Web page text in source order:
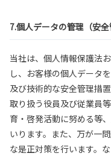
7.個人データの管理（安全
当社は、個人情報保護法
し、お客様の個人データ
及び技術的な安全管理措
取り扱う役員及び従業員
育・啓発活動に努める等
いります。また、万が一
な是正対策を行います。